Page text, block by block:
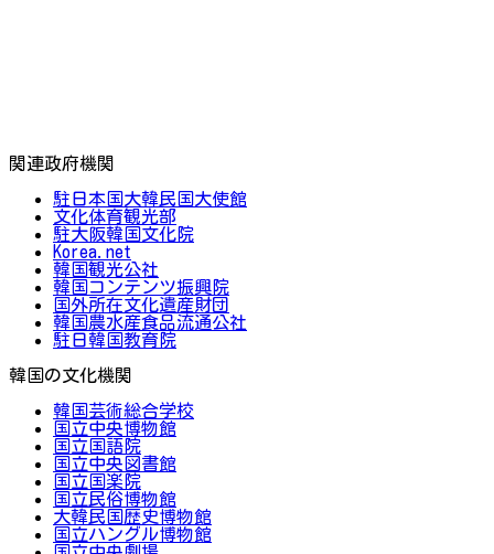
関連政府機関
駐日本国大韓民国大使館
文化体育観光部
駐大阪韓国文化院
Korea.net
韓国観光公社
韓国コンテンツ振興院
国外所在文化遺産財団
韓国農水産食品流通公社
駐日韓国教育院
韓国の文化機関
韓国芸術総合学校
国立中央博物館
国立国語院
国立中央図書館
国立国楽院
国立民俗博物館
大韓民国歴史博物館
国立ハングル博物館